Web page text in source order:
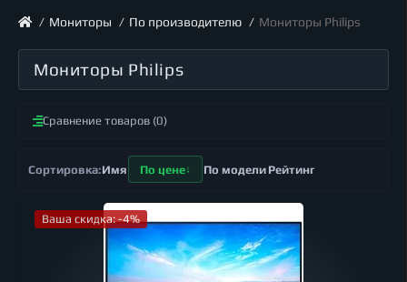
Мониторы По производителю Мониторы Philips
Мониторы Philips
Сравнение товаров (0)
Имя По цене По модели Рейтинг
Ваша скидка: -4%